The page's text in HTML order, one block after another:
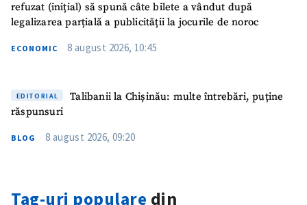
refuzat (inițial) să spună câte bilete a vândut după
legalizarea parțială a publicității la jocurile de noroc
ECONOMIC 8 august 2026, 10:45
EDITORIAL
Talibanii la Chișinău: multe întrebări, puține
răspunsuri
BLOG 8 august 2026, 09:20
Tag-uri populare din